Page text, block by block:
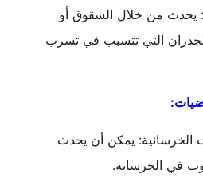
من خلال الشقوق أو
التي تتسبب في تسرب
يمكن أن يحدث
في الخرسانة.